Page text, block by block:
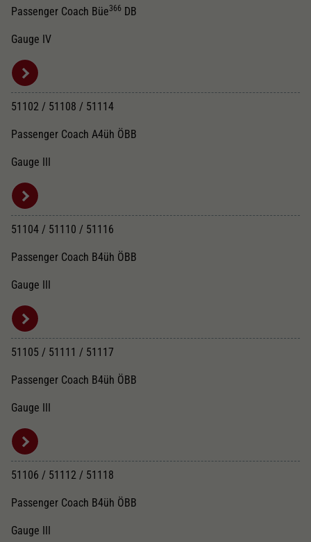
Passenger Coach Büe366 DB
Gauge IV
51102 / 51108 / 51114
Passenger Coach A4üh ÖBB
Gauge III
51104 / 51110 / 51116
Passenger Coach B4üh ÖBB
Gauge III
51105 / 51111 / 51117
Passenger Coach B4üh ÖBB
Gauge III
51106 / 51112 / 51118
Passenger Coach B4üh ÖBB
Gauge III